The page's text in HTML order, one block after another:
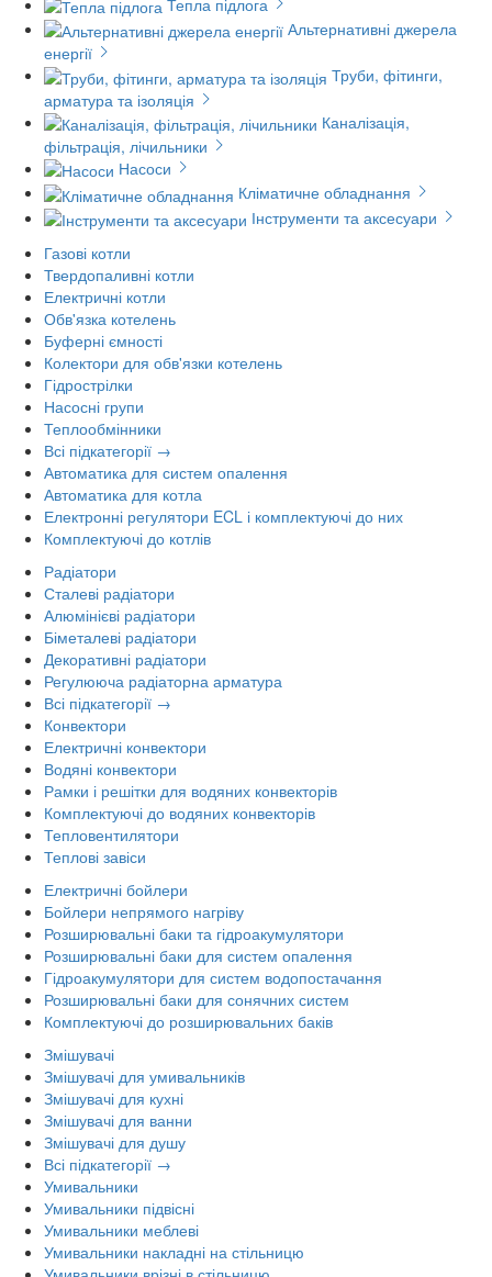
Альтернативні джерела
енергії
Труби, фітинги,
арматура та ізоляція
Каналізація,
фільтрація, лічильники
Насоси
Кліматичне обладнання
Інструменти та аксесуари
Газові котли
Твердопаливні котли
Електричні котли
Обв'язка котелень
Буферні ємності
Колектори для обв'язки котелень
Гідрострілки
Насосні групи
Теплообмінники
Всі підкатегорії →
Автоматика для систем опалення
Автоматика для котла
Електронні регулятори ECL і комплектуючі до них
Комплектуючі до котлів
Радіатори
Сталеві радіатори
Алюмінієві радіатори
Біметалеві радіатори
Декоративні радіатори
Регулююча радіаторна арматура
Всі підкатегорії →
Конвектори
Електричні конвектори
Водяні конвектори
Рамки і решітки для водяних конвекторів
Комплектуючі до водяних конвекторів
Тепловентилятори
Теплові завіси
Електричні бойлери
Бойлери непрямого нагріву
Розширювальні баки та гідроакумулятори
Розширювальні баки для систем опалення
Гідроакумулятори для систем водопостачання
Розширювальні баки для сонячних систем
Комплектуючі до розширювальних баків
Змішувачі
Змішувачі для умивальників
Змішувачі для кухні
Змішувачі для ванни
Змішувачі для душу
Всі підкатегорії →
Умивальники
Умивальники підвісні
Умивальники меблеві
Умивальники накладні на стільницю